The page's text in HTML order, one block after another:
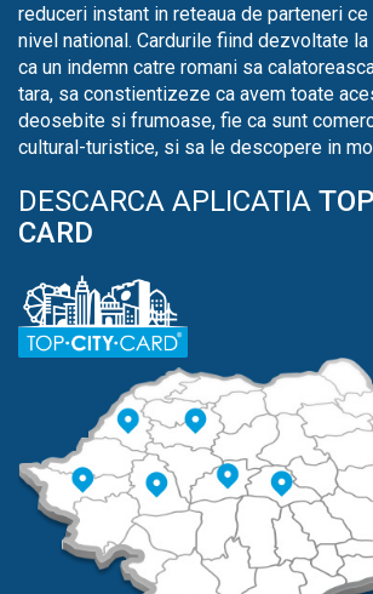
reduceri instant in reteaua de parteneri
nivel national. Cardurile fiind dezvoltate
ca un indemn catre romani sa
tara, sa constientizeze ca avem toate
deosebite si frumoase, fie ca sunt
cultural-turistice, si sa le descopere in
DESCARCA APLICATIA
CARD